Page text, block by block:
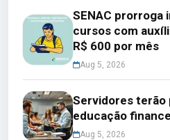
SENAC prorroga
cursos com
R$ 600 por mês
Aug 5, 2026
Servidores terão
educação
Aug 5, 2026